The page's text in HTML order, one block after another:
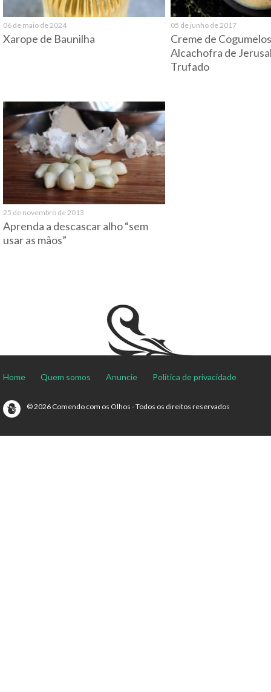
06 de maio de 2024
Xarope de Baunilha
05 de junho de 2017
Creme de
Alcachofra de
Trufado
25 de novembro de 2013
Aprenda a descascar alho “sem
usar as mãos”
Home Quem somos Anuncie Política de privacidade
© 2026 Comendo com os Olhos - Todos os direitos reservados